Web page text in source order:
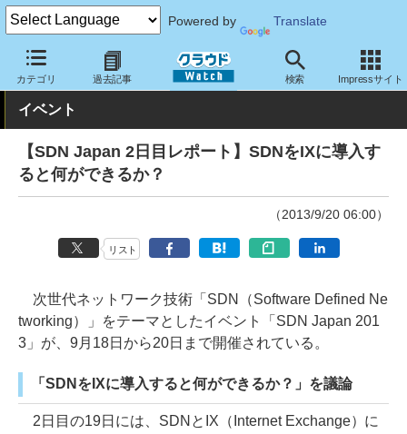
Powered by Translate
カテゴリ 過去記事 検索 Impressサイト
クラウド Watch イベント その他 SDN Japan 2013
イベント
【SDN Japan 2日目レポート】SDNをIXに導入す
ると何ができるか？
（2013/9/20 06:00）
リスト
次世代ネットワーク技術「SDN（Software Defined Ne
tworking）」をテーマとしたイベント「SDN Japan 201
3」が、9月18日から20日まで開催されている。
「SDNをIXに導入すると何ができるか？」を議論
2日目の19日には、SDNとIX（Internet Exchange）に